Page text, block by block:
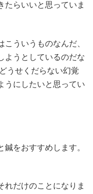
たらいいと思っていま
ういうものなんだ、
ようとしているのだな
うせくだらない幻覚
うにしたいと思ってい
をおすすめします。
れだけのことになりま